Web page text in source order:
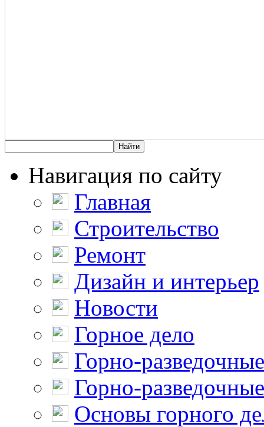
Навигация по сайту
Главная
Строительство
Ремонт
Дизайн и интерьер
Новости
Горное дело
Горно-
Горно-
Основы горного